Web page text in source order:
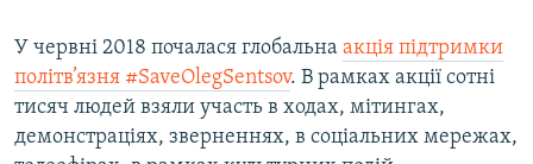
У червні 2018 почалася глобальна акція підтримки
політв’язня #SaveOlegSentsov. В рамках акції сотні
тисяч людей взяли участь в ходах, мітингах,
демонстраціях, зверненнях, в соціальних мережах,